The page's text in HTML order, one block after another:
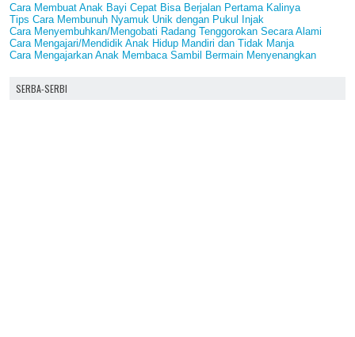
Cara Membuat Anak Bayi Cepat Bisa Berjalan Pertama Kalinya
Tips Cara Membunuh Nyamuk Unik dengan Pukul Injak
Cara Menyembuhkan/Mengobati Radang Tenggorokan Secara Alami
Cara Mengajari/Mendidik Anak Hidup Mandiri dan Tidak Manja
Cara Mengajarkan Anak Membaca Sambil Bermain Menyenangkan
SERBA-SERBI